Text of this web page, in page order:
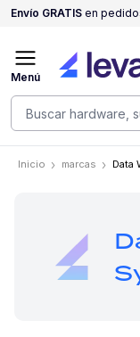
Envío GRATIS en
Menú
Inicio marcas Data